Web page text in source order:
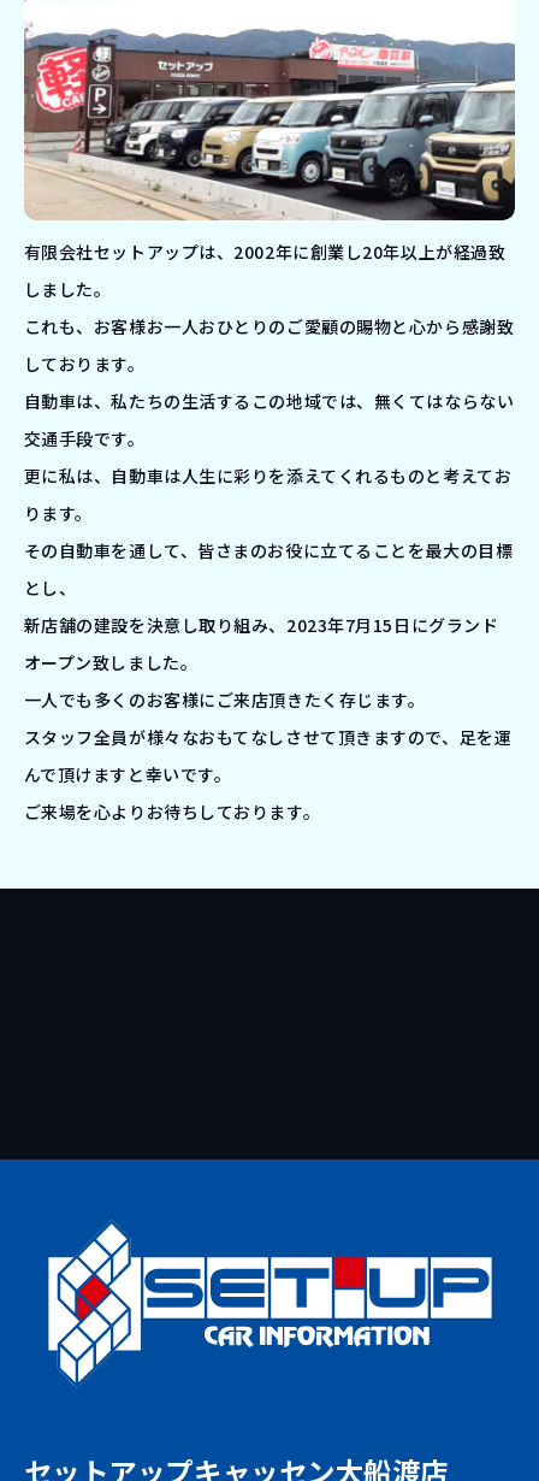
有限会社セットアップは、2002年に創業し20年以上が経過致
しました。
これも、お客様お一人おひとりのご愛顧の賜物と心から感謝致
しております。
自動車は、私たちの生活するこの地域では、無くてはならない
交通手段です。
更に私は、自動車は人生に彩りを添えてくれるものと考えてお
ります。
その自動車を通して、皆さまのお役に立てることを最大の目標
とし、
新店舗の建設を決意し取り組み、2023年7月15日にグランド
オープン致しました。
一人でも多くのお客様にご来店頂きたく存じます。
スタッフ全員が様々なおもてなしさせて頂きますので、足を運
んで頂けますと幸いです。
ご来場を心よりお待ちしております。
セットアップキャッセン大船渡店